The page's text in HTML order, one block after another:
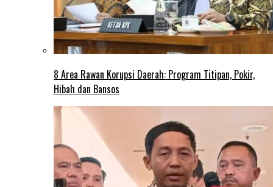
8 Area Rawan Korupsi Daerah: Program Titipan, Pokir,
Hibah dan Bansos